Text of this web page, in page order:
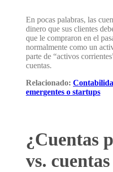
En pocas palabras, las
dinero que sus clientes
que le compraron en el
normalmente como un
parte de “activos
cuentas.
Relacionado:
emergentes o startups
¿Cuentas
vs.